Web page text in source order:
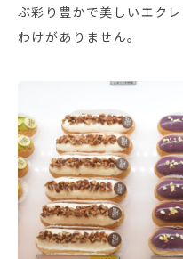
ぶ彩り豊かで美しいエク
わけがありません。